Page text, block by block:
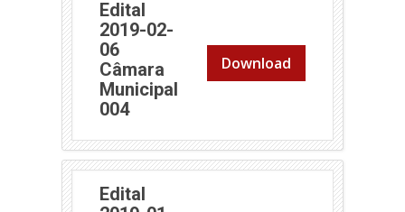
Edital
2019-02-
06
Câmara
Municipal
004(abre em nova janela)
Download
Edital